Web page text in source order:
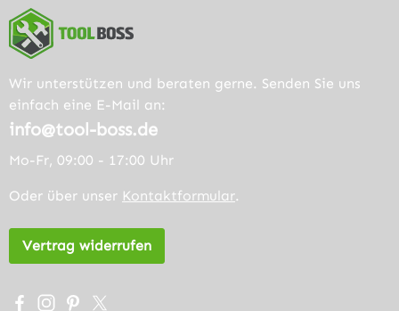
Wir unterstützen und beraten gerne. Senden Sie uns
einfach eine E-Mail an:
info@tool-boss.de
Mo-Fr, 09:00 - 17:00 Uhr
Oder über unser Kontaktformular.
Vertrag widerrufen
Besuche uns auf Facebook – öffnet in neuem Tab
Schau auf Instagram vorbei – öffnet in neuem Tab
Lass dich auf Pinterest inspirieren – öffnet in
Folge uns auf X – öffnet in neuem Tab